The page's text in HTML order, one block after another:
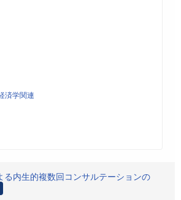
済学関連
る内生的複数回コンサルテーションの